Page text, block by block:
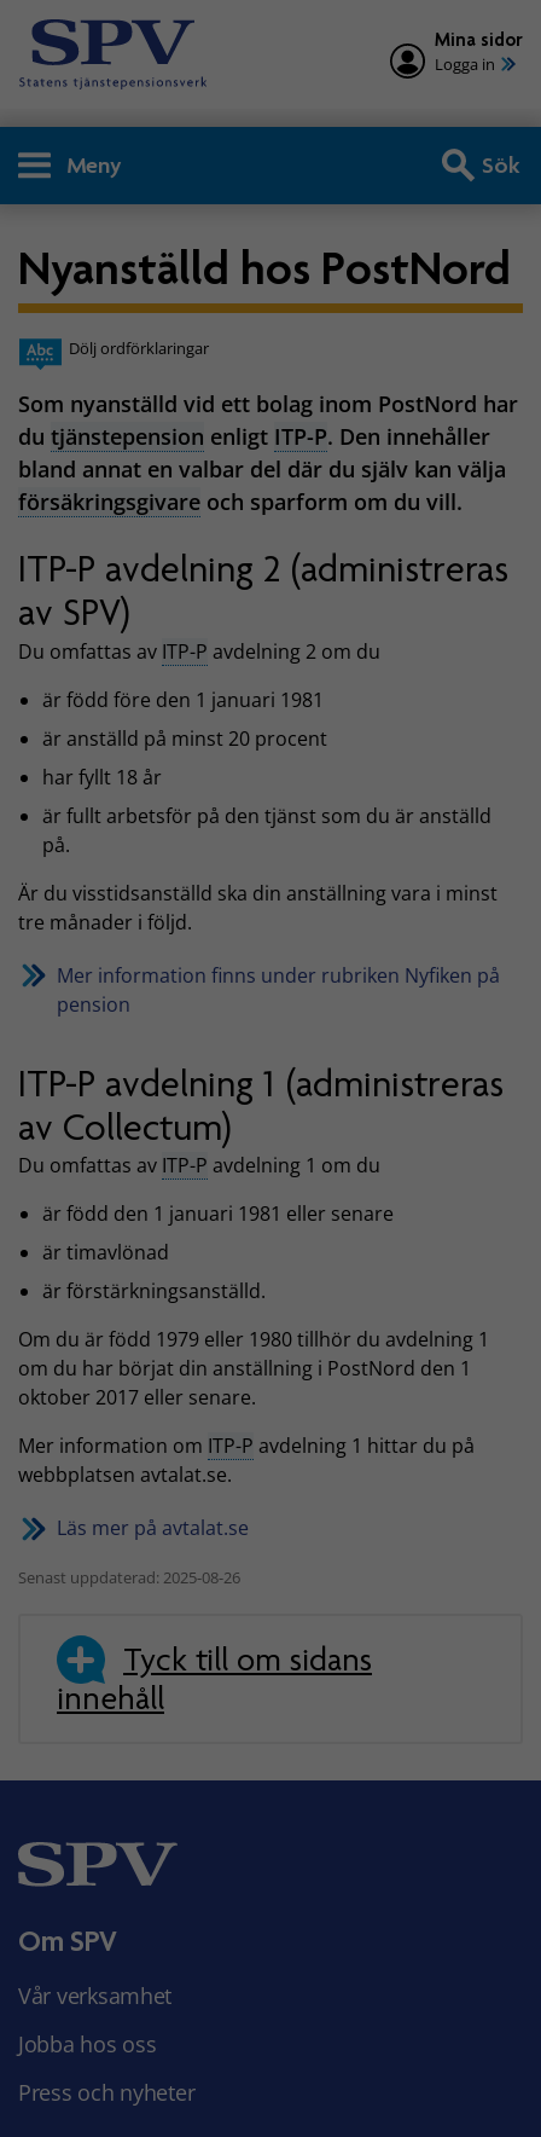
Mina sidor
Logga in
Meny Sök
Nyanställd hos PostNord
Dölj ordförklaringar
Som nyanställd vid ett bolag inom PostNord har
du tjänstepension enligt ITP-P. Den innehåller
bland annat en valbar del där du själv kan välja
försäkringsgivare och sparform om du vill.
ITP-P avdelning 2 (administreras
av SPV)
Du omfattas av ITP-P avdelning 2 om du
är född före den 1 januari 1981
är anställd på minst 20 procent
har fyllt 18 år
är fullt arbetsför på den tjänst som du är anställd
på.
Är du visstidsanställd ska din anställning vara i minst
tre månader i följd.
Mer information finns under rubriken Nyfiken på
pension
ITP-P avdelning 1 (administreras
av Collectum)
Du omfattas av ITP-P avdelning 1 om du
är född den 1 januari 1981 eller senare
är timavlönad
är förstärkningsanställd.
Om du är född 1979 eller 1980 tillhör du avdelning 1
om du har börjat din anställning i PostNord den 1
oktober 2017 eller senare.
Mer information om ITP-P avdelning 1 hittar du på
webbplatsen avtalat.se.
Läs mer på avtalat.se
Senast uppdaterad: 2025-08-26
Tyck till om sidans
innehåll
Om SPV
Vår verksamhet
Jobba hos oss
Press och nyheter